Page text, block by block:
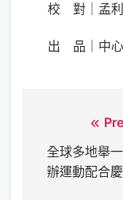
校 對｜孟
出 品｜中心
章
導
全球多地舉
辦運動配合